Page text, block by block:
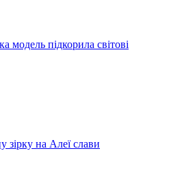
модель підкорила світові
зірку на Алеї слави